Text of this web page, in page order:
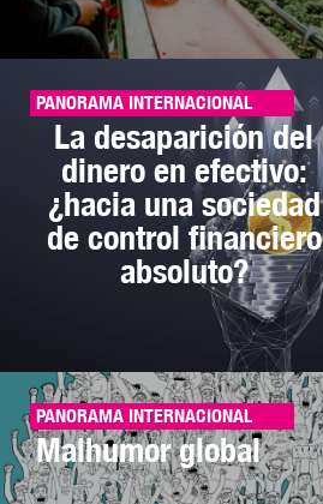
PANORAMA INTERNACIONAL
La desaparición del
dinero en efectivo:
¿hacia una sociedad
de control financiero
absoluto?
PANORAMA INTERNACIONAL
Malhumor global